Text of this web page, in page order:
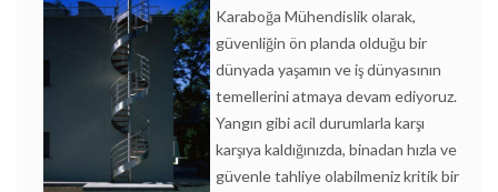
Karaboğa Mühendislik olarak,
güvenliğin ön planda olduğu bir
dünyada yaşamın ve iş dünyasının
temellerini atmaya devam ediyoruz.
Yangın gibi acil durumlarla karşı
karşıya kaldığınızda, binadan hızla ve
güvenle tahliye olabilmeniz kritik bir